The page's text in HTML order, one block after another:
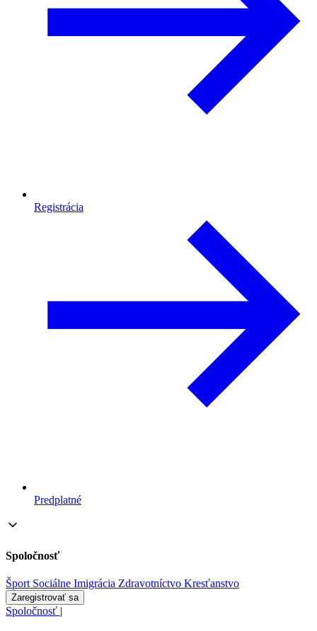
Registrácia
Predplatné
Spoločnosť
Šport Sociálne Imigrácia Zdravotníctvo Kresťanstvo
Zaregistrovať sa
Spoločnosť |